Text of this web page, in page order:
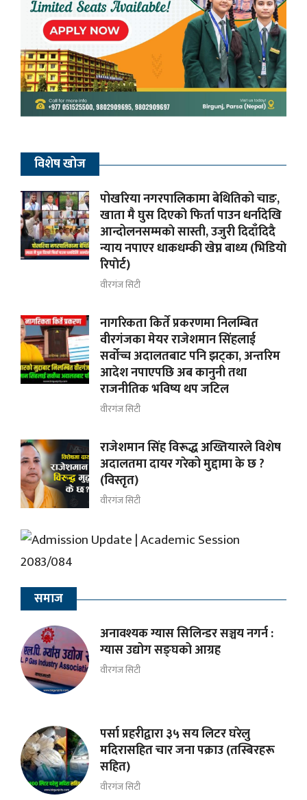
विशेष खोज
पोखरिया नगरपालिकामा बेथितिको चाङ,
खाता मै घुस दिएको फिर्ता पाउन धर्नादेखि
आन्दोलनसम्मकाे सास्ती, उजुरी दिदाँदिदै
न्याय नपाएर धाकधम्की खेप्न बाध्य (भिडियाे
रिपाेर्ट)
वीरगंज सिटी
नागरिकता किर्ते प्रकरणमा निलम्बित
वीरगंजका मेयर राजेशमान सिंहलाई
सर्वोच्च अदालतबाट पनि झट्का, अन्तरिम
आदेश नपाएपछि अब कानुनी तथा
राजनीतिक भविष्य थप जटिल
वीरगंज सिटी
राजेशमान सिंह विरूद्ध अख्तियारले विशेष
अदालतमा दायर गरेको मुद्दामा के छ ?
(विस्तृत)
वीरगंज सिटी
समाज
अनावश्यक ग्यास सिलिन्डर सञ्चय नगर्न :
ग्यास उद्योग सङ्घको आग्रह
वीरगंज सिटी
पर्सा प्रहरीद्वारा ३५ सय लिटर घरेलु
मदिरासहित चार जना पक्राउ (तस्बिरहरू
सहित)
वीरगंज सिटी